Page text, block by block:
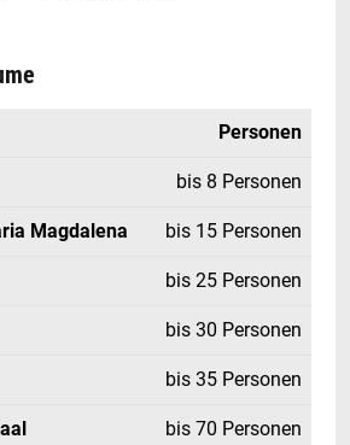
Personen
bis 8 Personen
Magdalena bis 15 Personen
bis 25 Personen
bis 30 Personen
bis 35 Personen
bis 70 Personen